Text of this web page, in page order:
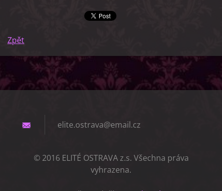
Zpět
elite.ostrava@email.cz
© 2016 ELITÉ OSTRAVA z.s. Všechna práva
vyhrazena.